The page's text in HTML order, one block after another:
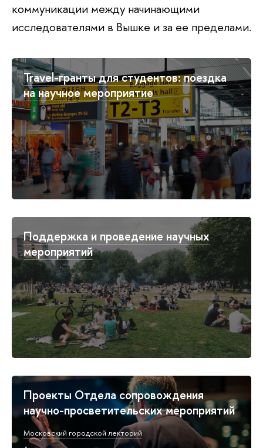
коммуникации между начинающими
исследователями в Вышке и за ее пределами.
Travel-гранты для студентов: поездка
на научное мероприятие
Поддержка и проведение научных
мероприятий
Проекты Отдела сопровождения
научно-просветительских мероприятий
Московский городской лекторий